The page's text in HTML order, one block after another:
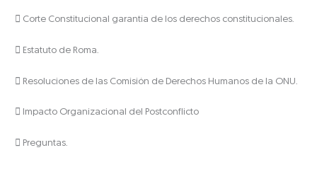
 Corte Constitucional garantía de los derechos constitucionales.
 Estatuto de Roma.
 Resoluciones de las Comisión de Derechos Humanos de la ONU.
 Impacto Organizacional del Postconflicto
 Preguntas.